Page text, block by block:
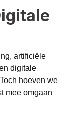
artificiële
digitale
hoeven we
mee omgaan